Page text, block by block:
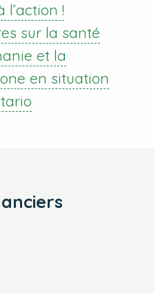
l’action !
sur la santé
et la
en situation